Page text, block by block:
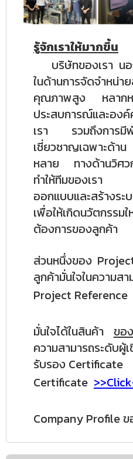
รู้จักเราให้มากขึ้น
บริษัทของเรา นอ
ในด้านการจัดจำหน่า
คุณภาพสูง หลาก
ประสบการณ์และองค์
เรา รวมถึงการ
เชี่ยวชาญเฉพาะด้า
หลาย ทางด้านวิศว
ทำให้ทีมของเรา
ออกแบบและสร้างร
เพื่อให้เกิดนวัตกรร
ต้องการของลูกค้า
ส่วนหนึ่งของ
ลูกค้ามั่นใจในความสา
Project Reference
มั่นใจได้ในสินค้า ขอ
ความสามารถระดับ
รับรอง Certificate
Certificate
Company Profile ข